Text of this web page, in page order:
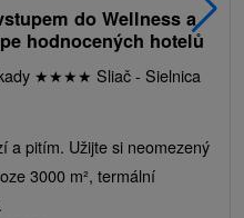
do Wellness a
hodnocených hotelů
★★★★ Sliač - Sielnica
a pitím. Užijte si neomezený
3000 m², termální